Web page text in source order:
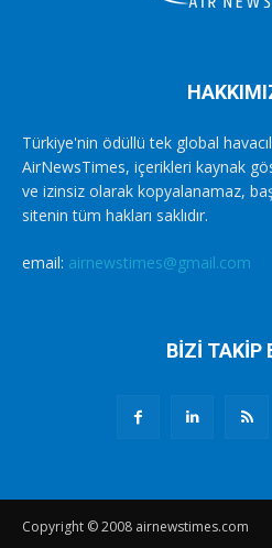
Türkiye'nin ödüllü tek global
AirNewsTimes, içerikleri kaynak
ve izinsiz olarak kopyalanamaz,
sitenin tüm hakları saklıdır.
email: airnewstimes@gmail.com
BİZİ TAKİP
Copyright © 2008 airnewstimes.com